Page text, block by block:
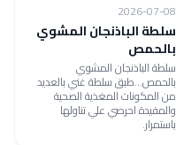
2026-07-08
سلطة الباذنجان المشوي
بالحمص
سلطة الباذنجان المشوي
بالحمص...طبق سلطة غني بالعديد
من المكونات المغذية الصحية
والمفيدة احرصي علي تناولها
باستمرار.